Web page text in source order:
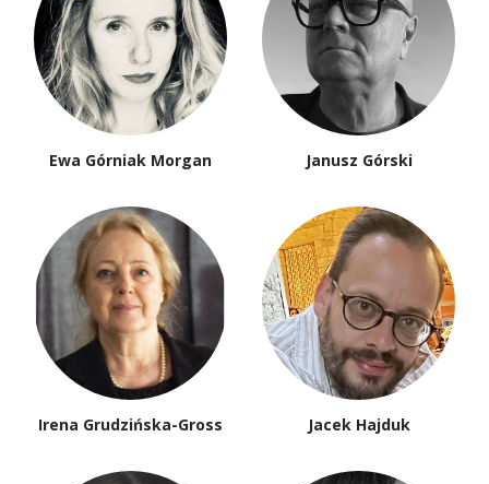
Ewa Górniak Morgan Janusz Górski
Irena Grudzińska-Gross Jacek Hajduk